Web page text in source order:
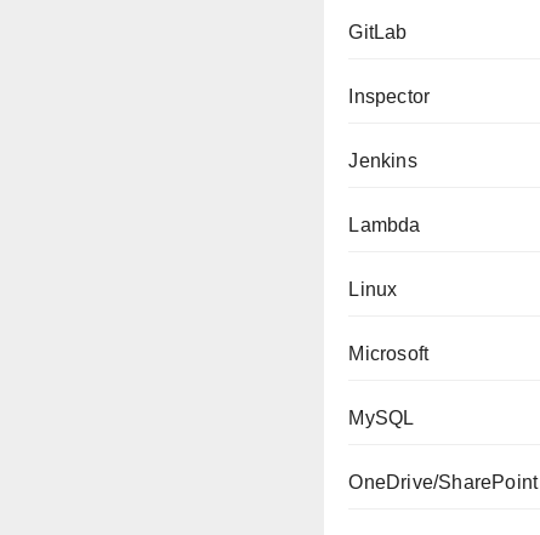
GitLab
Inspector
Jenkins
Lambda
Linux
Microsoft
MySQL
OneDrive/SharePoint